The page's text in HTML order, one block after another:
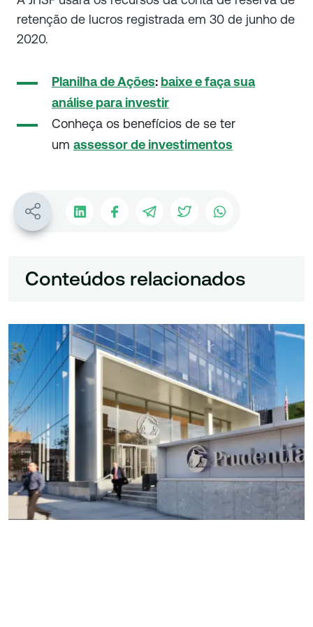
retenção de lucros registrada em 30 de junho de
2020.
Planilha de Ações: baixe e faça sua
análise para investir
Conheça os benefícios de se ter
um assessor de investimentos
Conteúdos relacionados